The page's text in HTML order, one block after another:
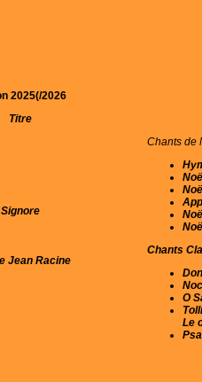
2025(/2026
Titre
Jean Racine
Chants de
Chants
O
Le